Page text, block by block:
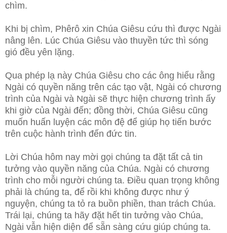
chìm.
Khi bị chìm, Phêrô xin Chúa Giêsu cứu thì được Ngài
nâng lên. Lúc Chúa Giêsu vào thuyền tức thì sóng
gió đều yên lặng.
Qua phép lạ này Chúa Giêsu cho các ông hiểu rằng
Ngài có quyền năng trên các tạo vật, Ngài có chương
trình của Ngài và Ngài sẽ thực hiện chương trình ấy
khi giờ của Ngài đến; đồng thời, Chúa Giêsu cũng
muốn huấn luyện các môn đệ để giúp họ tiến bước
trên cuộc hành trình đến đức tin.
Lời Chúa hôm nay mời gọi chúng ta đặt tất cả tin
tưởng vào quyền năng của Chúa. Ngài có chương
trình cho mỗi người chúng ta. Điều quan trọng không
phải là chúng ta, để rồi khi không được như ý
nguyện, chúng ta tỏ ra buồn phiền, than trách Chúa.
Trái lại, chúng ta hãy đặt hết tin tưởng vào Chúa,
Ngài vẫn hiện diện để sẵn sàng cứu giúp chúng ta.